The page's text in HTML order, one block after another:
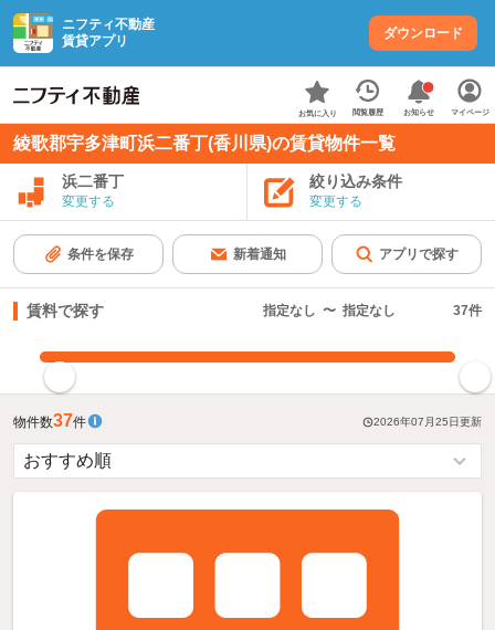
ニフティ不動産
賃貸アプリ
ダウンロード
お気に入り 閲覧履歴 お知らせ マイページ
綾歌郡宇多津町浜二番丁(香川県)の賃貸物件一覧
浜二番丁
変更する
絞り込み条件
変更する
条件を保存 新着通知 アプリで探す
賃料で探す 指定なし 〜 指定なし 37件
物件数37件 2026年07月25日更新